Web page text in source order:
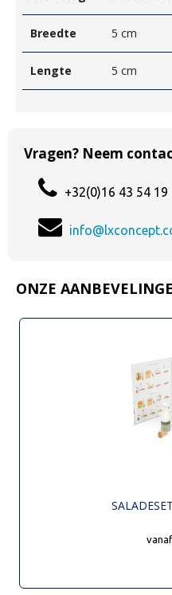
Breedte 5 cm
Lengte 5 cm
Vragen? Neem
+32(0)16 43 54 19
ONZE
vanaf